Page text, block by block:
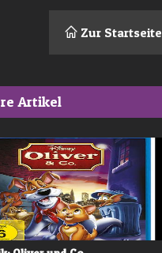
Zur Startseite
Artikel